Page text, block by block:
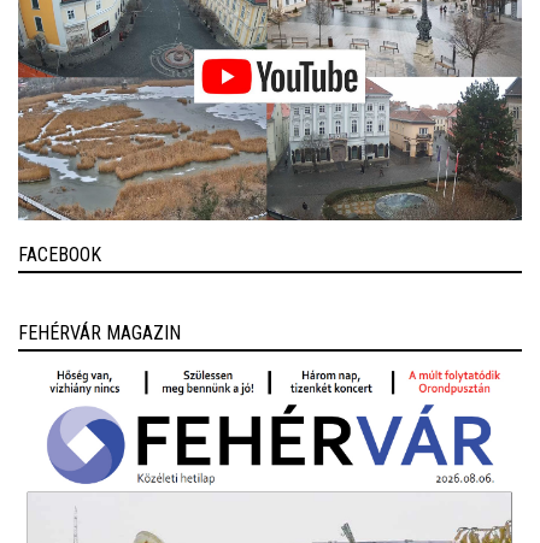
FACEBOOK
FEHÉRVÁR MAGAZIN